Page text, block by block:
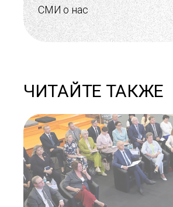
СМИ о нас
ЧИТАЙТЕ ТАКЖЕ